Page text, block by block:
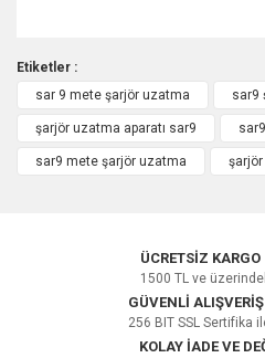
Bu ürüne ilk
Etiketler :
sar 9 mete şarjör uzatma
sar9
şarjör uzatma aparatı sar9
sar9 mete şarjör uzatma
ÜCRETSİZ KARGO
1500 TL ve
GÜVENLİ ALIŞVERİŞ
256 BIT SSL Sertifika
KOLAY İADE VE